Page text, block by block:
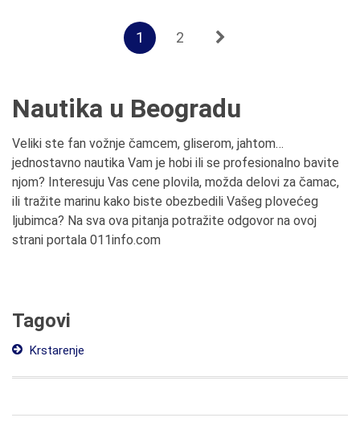
1 2
Nautika u Beogradu
Veliki ste fan vožnje čamcem, gliserom, jahtom…
jednostavno nautika Vam je hobi ili se profesionalno bavite
njom? Interesuju Vas cene plovila, možda delovi za čamac,
ili tražite marinu kako biste obezbedili Vašeg plovećeg
ljubimca? Na sva ova pitanja potražite odgovor na ovoj
strani portala 011info.com
Tagovi
Krstarenje